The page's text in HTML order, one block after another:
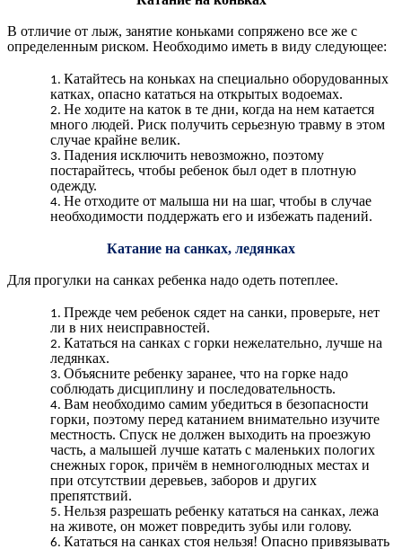
В отличие от лыж, занятие коньками сопряжено все же с
определенным риском. Необходимо иметь в виду следующее:
Катайтесь на коньках на специально оборудованных
катках, опасно кататься на открытых водоемах.
Не ходите на каток в те дни, когда на нем катается
много людей. Риск получить серьезную травму в этом
случае крайне велик.
Падения исключить невозможно, поэтому
постарайтесь, чтобы ребенок был одет в плотную
одежду.
Не отходите от малыша ни на шаг, чтобы в случае
необходимости поддержать его и избежать падений.
Катание на санках, ледянках
Для прогулки на санках ребенка надо одеть потеплее.
Прежде чем ребенок сядет на санки, проверьте, нет
ли в них неисправностей.
Кататься на санках с горки нежелательно, лучше на
ледянках.
Объясните ребенку заранее, что на горке надо
соблюдать дисциплину и последовательность.
Вам необходимо самим убедиться в безопасности
горки, поэтому перед катанием внимательно изучите
местность. Спуск не должен выходить на проезжую
часть, а малышей лучше катать с маленьких пологих
снежных горок, причём в немноголюдных местах и
при отсутствии деревьев, заборов и других
препятствий.
Нельзя разрешать ребенку кататься на санках, лежа
на животе, он может повредить зубы или голову.
Кататься на санках стоя нельзя! Опасно привязывать